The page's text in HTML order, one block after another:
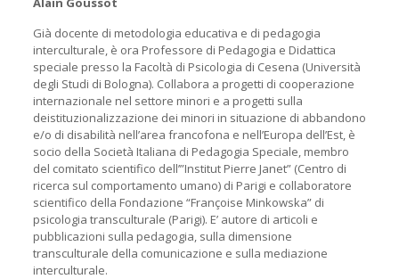
Già docente di metodologia educativa e di pedagogia
interculturale, è ora Professore di Pedagogia e Didattica
speciale presso la Facoltà di Psicologia di Cesena (Università
degli Studi di Bologna). Collabora a progetti di cooperazione
internazionale nel settore minori e a progetti sulla
deistituzionalizzazione dei minori in situazione di abbandono
e/o di disabilità nell’area francofona e nell’Europa dell’Est, è
socio della Società Italiana di Pedagogia Speciale, membro
del comitato scientifico dell’”Institut Pierre Janet” (Centro di
ricerca sul comportamento umano) di Parigi e collaboratore
scientifico della Fondazione “Françoise Minkowska” di
psicologia transculturale (Parigi). E’ autore di articoli e
pubblicazioni sulla pedagogia, sulla dimensione
transculturale della comunicazione e sulla mediazione
interculturale.